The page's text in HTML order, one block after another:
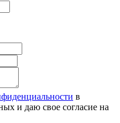
в
и даю свое согласие на